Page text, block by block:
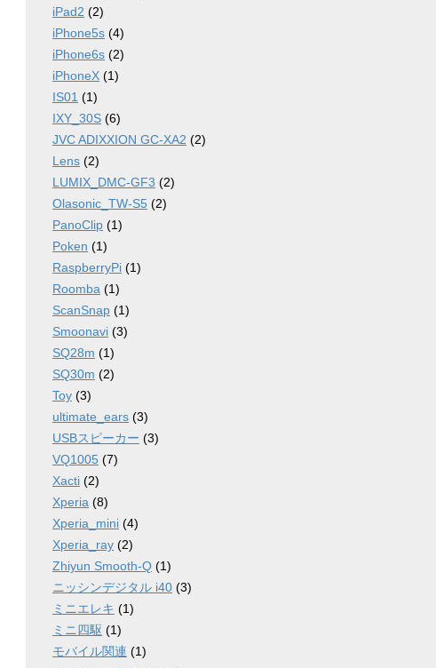
iPad2 (2)
iPhone5s (4)
iPhone6s (2)
iPhoneX (1)
IS01 (1)
IXY_30S (6)
JVC ADIXXION GC-XA2 (2)
Lens (2)
LUMIX_DMC-GF3 (2)
Olasonic_TW-S5 (2)
PanoClip (1)
Poken (1)
RaspberryPi (1)
Roomba (1)
ScanSnap (1)
Smoonavi (3)
SQ28m (1)
SQ30m (2)
Toy (3)
ultimate_ears (3)
USBスピーカー (3)
VQ1005 (7)
Xacti (2)
Xperia (8)
Xperia_mini (4)
Xperia_ray (2)
Zhiyun Smooth-Q (1)
ニッシンデジタル i40 (3)
ミニエレキ (1)
ミニ四駆 (1)
モバイル関連 (1)